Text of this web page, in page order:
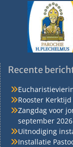
Recente
Rooster
Zangdag voor
september
Uitnodiging
Installatie